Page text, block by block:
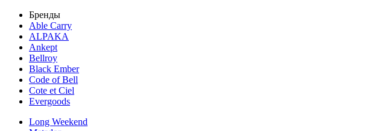
Бренды
Able Carry
ALPAKA
Ankept
Bellroy
Black Ember
Code of Bell
Cote et Ciel
Evergoods
Long Weekend